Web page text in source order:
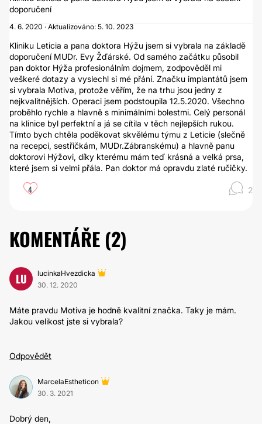
doporučení
4. 6. 2020 · Aktualizováno: 5. 10. 2023
Kliniku Leticia a pana doktora Hýžu jsem si vybrala na základě
doporučení MUDr. Evy Žďárské. Od samého začátku působil
pan doktor Hýža profesionálním dojmem, zodpověděl mi
veškeré dotazy a vyslechl si mé přání. Značku implantátů jsem
si vybrala Motiva, protože věřím, že na trhu jsou jedny z
nejkvalitnějších. Operaci jsem podstoupila 12.5.2020. Všechno
proběhlo rychle a hlavně s minimálními bolestmi. Celý personál
na klinice byl perfektní a já se cítila v těch nejlepších rukou.
Tímto bych chtěla poděkovat skvělému týmu z Leticie (slečně
na recepci, sestřičkám, MUDr.Zábranskému) a hlavně panu
doktorovi Hýžovi, díky kterému mám teď krásná a velká prsa,
které jsem si velmi přála. Pan doktor má opravdu zlaté ručičky.
4 2
KOMENTÁŘE (2)
LU
lucinkaHvezdicka
30. 12. 2020
Máte pravdu Motiva je hodně kvalitní značka. Taky je mám.
Jakou velikost jste si vybrala?
Odpovědět
MarcelaEstheticon
30. 3. 2021
Dobrý den,